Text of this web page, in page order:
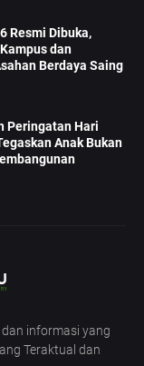
Resmi Dibuka,
dan
Berdaya Saing
Peringatan Hari
Anak Bukan
informasi yang
Teraktual dan